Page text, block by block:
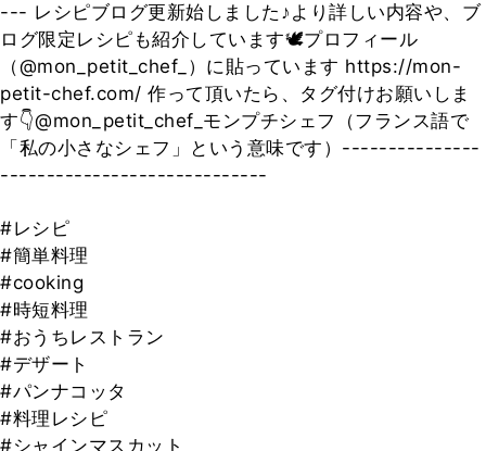
--- レシピブログ更新始しました♪より詳しい内容や、ブ
ログ限定レシピも紹介しています🕊プロフィール
（@mon_petit_chef_）に貼っています https://mon-
petit-chef.com/ 作って頂いたら、タグ付けお願いしま
す👇@mon_petit_chef_モンプチシェフ（フランス語で
「私の小さなシェフ」という意味です）---------------
-----------------------------
#レシピ
#簡単料理
#cooking
#時短料理
#おうちレストラン
#デザート
#パンナコッタ
#料理レシピ
#シャインマスカット